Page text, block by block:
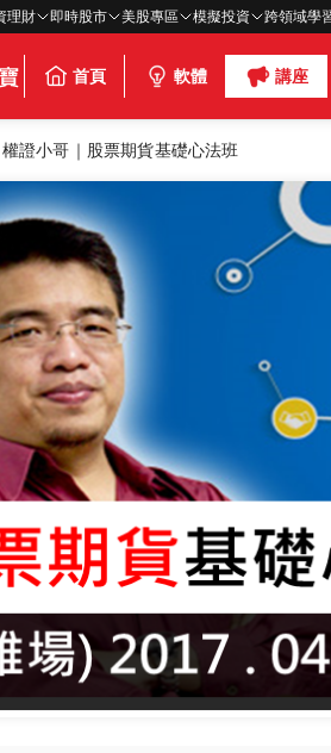
理財 即時股市 美股專區 模擬投資 跨領域學
首頁 軟體 講座
證小哥｜股票期貨基礎心法班